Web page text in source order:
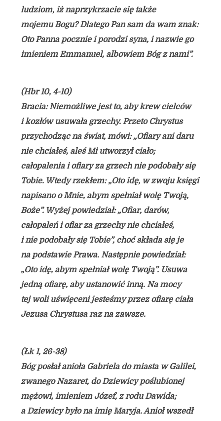
ludziom, iż naprzykrzacie się także
mojemu Bogu? Dlatego Pan sam da wam znak:
Oto Panna pocznie i porodzi syna, i nazwie go
imieniem Emmanuel, albowiem Bóg z nami”.
(Hbr 10, 4-10)
Bracia: Niemożliwe jest to, aby krew cielców
i kozłów usuwała grzechy. Przeto Chrystus
przychodząc na świat, mówi: „Ofiary ani daru
nie chciałeś, aleś Mi utworzył ciało;
całopalenia i ofiary za grzech nie podobały się
Tobie. Wtedy rzekłem: „Oto idę, w zwoju księgi
napisano o Mnie, abym spełniał wolę Twoją,
Boże”. Wyżej powiedział: „Ofiar, darów,
całopaleń i ofiar za grzechy nie chciałeś,
i nie podobały się Tobie”, choć składa się je
na podstawie Prawa. Następnie powiedział:
„Oto idę, abym spełniał wolę Twoją”. Usuwa
jedną ofiarę, aby ustanowić inną. Na mocy
tej woli uświęceni jesteśmy przez ofiarę ciała
Jezusa Chrystusa raz na zawsze.
(Łk 1, 26-38)
Bóg posłał anioła Gabriela do miasta w Galilei,
zwanego Nazaret, do Dziewicy poślubionej
mężowi, imieniem Józef, z rodu Dawida;
a Dziewicy było na imię Maryja. Anioł wszedł